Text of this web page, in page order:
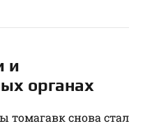
и
органах
томагавк снова стал